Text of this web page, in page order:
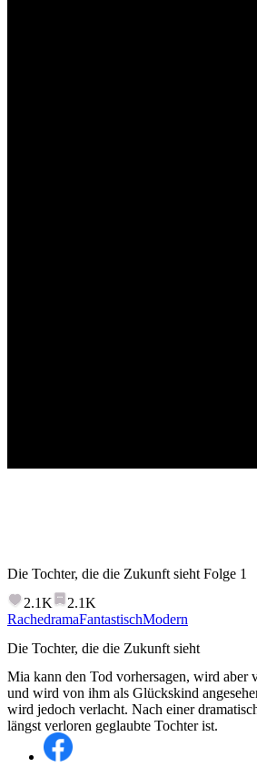
Die Tochter, die die Zukunft sieht Folge 1
2.1K
2.1K
RachedramaFantastischModern
Die Tochter, die die Zukunft sieht
Mia kann den Tod vorhersagen, wird aber
und wird von ihm als Glückskind
wird jedoch verlacht. Nach einer
längst verloren geglaubte Tochter ist.